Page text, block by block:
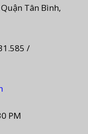
Tân Bình,
/
PM